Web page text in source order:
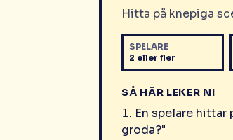
Hitta på knepiga
SPELARE
2 eller fler
SÅ HÄR LEKER NI
En spelare hittar
groda?"